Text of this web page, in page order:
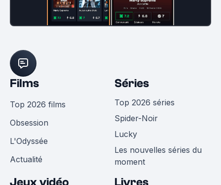
Films
Top 2026 films
Obsession
L'Odyssée
Actualité
Séries
Top 2026 séries
Spider-Noir
Lucky
Les nouvelles séries du
moment
Jeux vidéo Livres